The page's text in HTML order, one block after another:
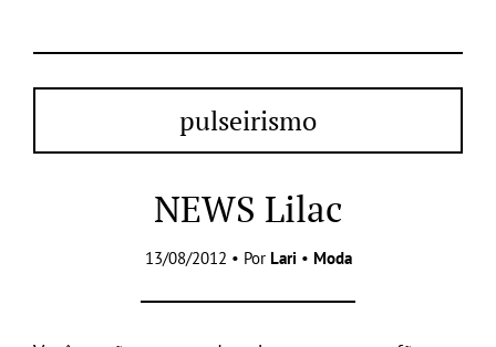
pulseirismo
NEWS Lilac
13/08/2012 • Por Lari • Moda